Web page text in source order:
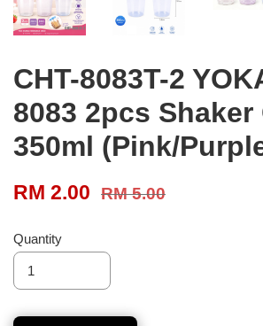
CHT-8083T-2
8083 2pcs Shaker
350ml (Pink/
RM 2.00 RM 5.00
Quantity